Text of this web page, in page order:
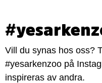
Vill du synas hos oss?
#yesarkenzoo på
inspireras av andra.